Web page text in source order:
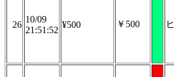
26
10/09
21:51:52
¥500 ￥500